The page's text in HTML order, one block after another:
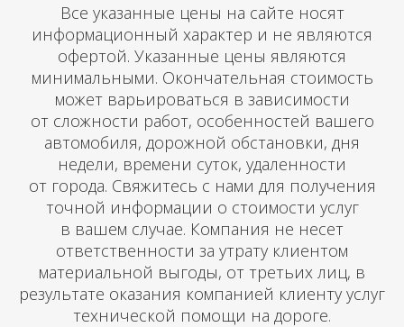
Все указанные цены на сайте носят
информационный характер и не являются
офертой. Указанные цены являются
минимальными. Окончательная стоимость
может варьироваться в зависимости
от сложности работ, особенностей вашего
автомобиля, дорожной обстановки, дня
недели, времени суток, удаленности
от города. Свяжитесь с нами для получения
точной информации о стоимости услуг
в вашем случае. Компания не несет
ответственности за утрату клиентом
материальной выгоды, от третьих лиц, в
результате оказания компанией клиенту услуг
технической помощи на дороге.